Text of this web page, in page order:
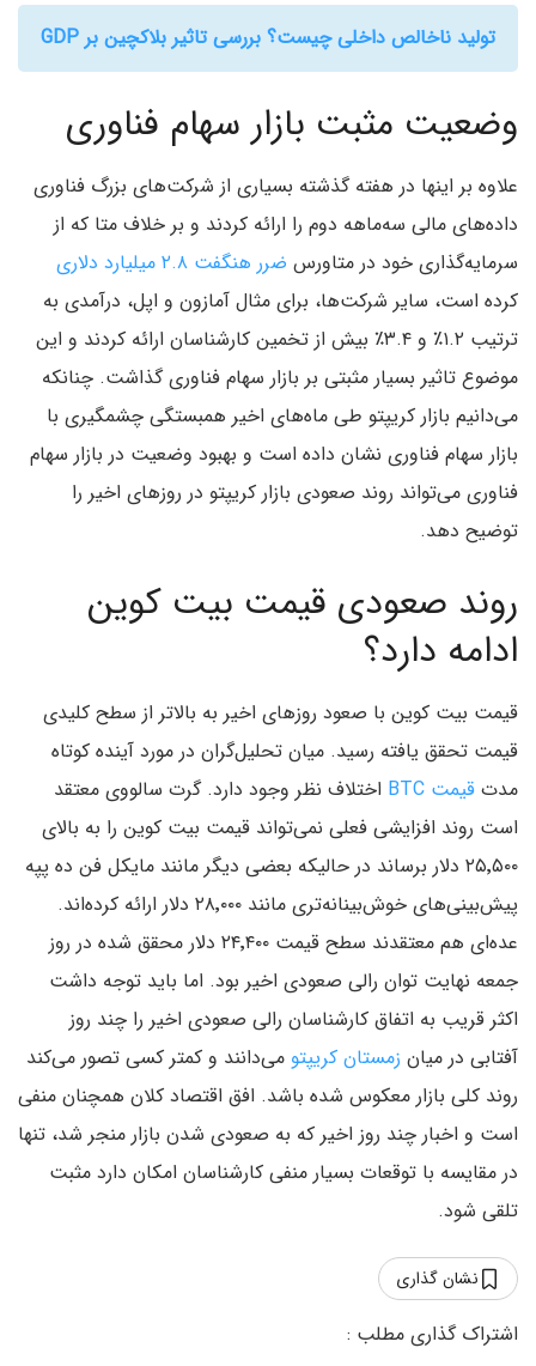
تولید ناخالص داخلی چیست؟ بررسی تاثیر بلاکچین بر GDP
وضعیت مثبت بازار سهام فناوری
علاوه بر اینها در هفته گذشته بسیاری از شرکت‌های بزرگ فناوری
داده‌های مالی سه‌ماهه دوم را ارائه کردند و بر خلاف متا که از
سرمایه‌گذاری خود در متاورس ضرر هنگفت ۲.۸ میلیارد دلاری
کرده است، سایر شرکت‌ها، برای مثال آمازون و اپل، درآمدی به
ترتیب ۱.۲٪ و ۳.۴٪ بیش از تخمین کارشناسان ارائه کردند و این
موضوع تاثیر بسیار مثبتی بر بازار سهام فناوری گذاشت. چنانکه
می‌دانیم بازار کریپتو طی ماه‌های اخیر همبستگی چشمگیری با
بازار سهام فناوری نشان داده است و بهبود وضعیت در بازار سهام
فناوری می‌تواند روند صعودی بازار کریپتو در روزهای اخیر را
توضیح دهد.
روند صعودی قیمت بیت کوین
ادامه دارد؟
قیمت بیت کوین با صعود روزهای اخیر به بالاتر از سطح کلیدی
قیمت تحقق یافته رسید. میان تحلیل‌گران در مورد آینده کوتاه
مدت قیمت BTC
اختلاف نظر وجود دارد. گرت سالووی معتقد
است روند افزایشی فعلی نمی‌تواند قیمت بیت کوین را به بالای
۲۵٬۵۰۰ دلار برساند در حالیکه بعضی دیگر مانند مایکل فن ده پپه
پیش‌بینی‌های خوش‌بینانه‌تری مانند ۲۸٬۰۰۰ دلار ارائه کرده‌اند.
عده‌ای هم معتقدند سطح قیمت ۲۴٬۴۰۰ دلار محقق شده در روز
جمعه نهایت توان رالی صعودی اخیر بود. اما باید توجه داشت
اکثر قریب به اتفاق کارشناسان رالی صعودی اخیر را چند روز
آفتابی در میان زمستان کریپتو می‌دانند و کمتر کسی تصور می‌کند
روند کلی بازار معکوس شده باشد. افق اقتصاد کلان همچنان منفی
است و اخبار چند روز اخیر که به صعودی شدن بازار منجر شد، تنها
در مقایسه با توقعات بسیار منفی کارشناسان امکان دارد مثبت
تلقی شود.
نشان گذاری